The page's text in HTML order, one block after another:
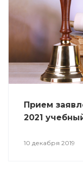
Прием
2021
10 декабря 2019